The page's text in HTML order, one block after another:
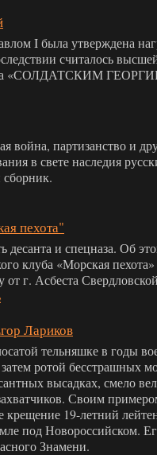
I была утверждена
считалось
«СОЛДАТСКИМ
война, партизанство и
в свете наследия
пехота"
десанта и спецназа. Об
клуба «Морская
от г. Асбеста
Лариков
тельняшке в годы
ротой бесстрашных
высадках, смело
Своим
крещение 19-летний
под Новороссийском.
Знамени.